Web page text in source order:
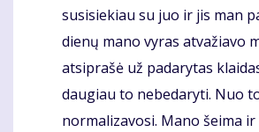
susisiekiau su juo ir jis man
dienų mano vyras atvažiavo
atsiprašė už padarytas
daugiau to nebedaryti. Nuo
normalizavosi. Mano šeima